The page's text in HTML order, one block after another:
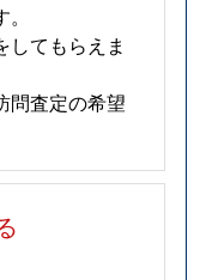
してもらえま
問査定の希望